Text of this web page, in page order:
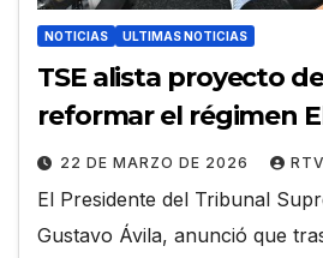
NOTICIAS ULTIMAS NOTICIAS
TSE alista proyecto
reformar el régimen
22 DE MARZO DE 2026
El Presidente del Tribunal
Gustavo Ávila, anunció que